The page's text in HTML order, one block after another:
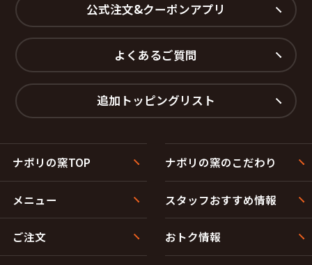
公式注文&クーポンアプリ
よくあるご質問
追加トッピングリスト
ナポリの窯TOP ナポリの窯のこだわり
メニュー スタッフおすすめ情報
ご注文 おトク情報